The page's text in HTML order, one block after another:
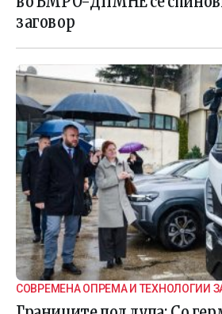
заговор
СОВРЕМЕНА ОПРЕМА И ТЕХНОЛОГИИ
ГРАНИЧНАТА БЕЗБЕДНОСТ